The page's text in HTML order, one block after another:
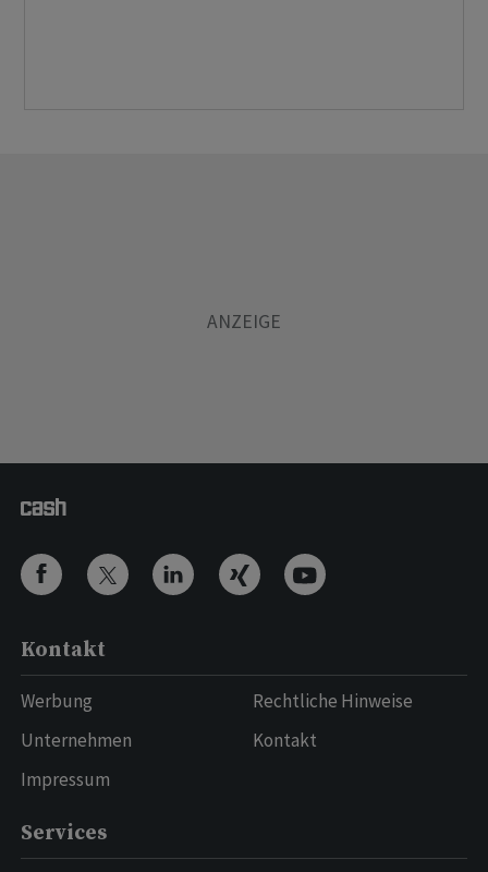
Kontakt
Werbung
Unternehmen
Impressum
Rechtliche Hinweise
Kontakt
Services